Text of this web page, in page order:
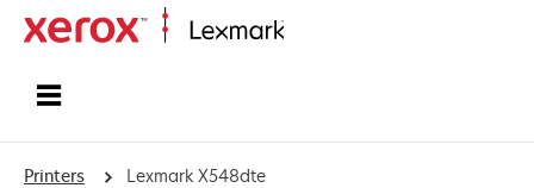
Printers Lexmark X548dte